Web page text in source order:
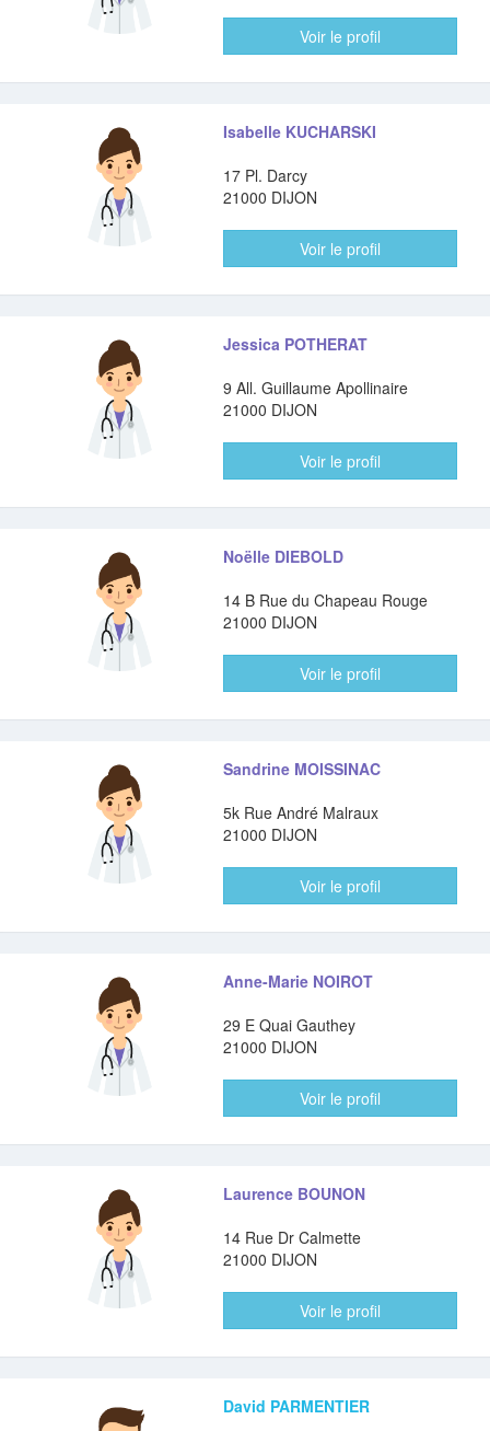
Voir le profil
Isabelle KUCHARSKI
17 Pl. Darcy
21000 DIJON
Voir le profil
Jessica POTHERAT
9 All. Guillaume Apollinaire
21000 DIJON
Voir le profil
Noëlle DIEBOLD
14 B Rue du Chapeau Rouge
21000 DIJON
Voir le profil
Sandrine MOISSINAC
5k Rue André Malraux
21000 DIJON
Voir le profil
Anne-Marie NOIROT
29 E Quai Gauthey
21000 DIJON
Voir le profil
Laurence BOUNON
14 Rue Dr Calmette
21000 DIJON
Voir le profil
David PARMENTIER